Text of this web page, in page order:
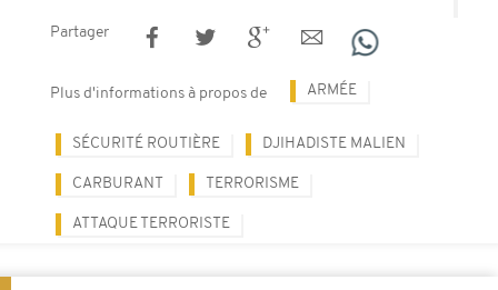
Partager
Plus d'informations à propos de ARMÉE
SÉCURITÉ ROUTIÈRE DJIHADISTE MALIEN
CARBURANT TERRORISME
ATTAQUE TERRORISTE